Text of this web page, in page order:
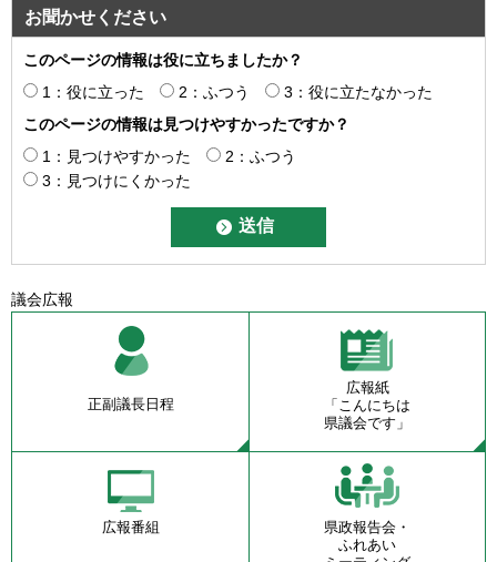
お聞かせください
このページの情報は役に立ちましたか？
1：役に立った
2：ふつう
3：役に立たなかった
このページの情報は見つけやすかったですか？
1：見つけやすかった
2：ふつう
3：見つけにくかった
議会広報
正副議長日程
広報紙
「こんにちは
県議会です」
広報番組
県政報告会・
ふれあい